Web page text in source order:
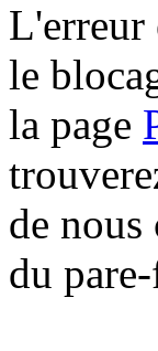
L'erreur
le
la page
de nous
du